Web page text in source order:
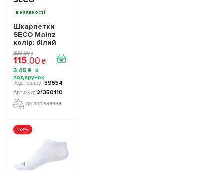
в наявності
Шкарпетки
SECO Mainz
колір: білий
220.00 ₴
115.00 ₴
3.45 ₴
59554
21350110
до порівняння
-58%